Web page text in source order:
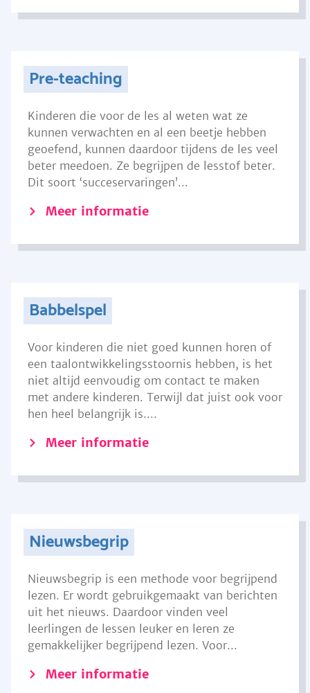
Pre-teaching
Kinderen die voor de les al weten wat ze
kunnen verwachten en al een beetje hebben
geoefend, kunnen daardoor tijdens de les veel
beter meedoen. Ze begrijpen de lesstof beter.
Dit soort ‘succeservaringen’...
Meer informatie
Babbelspel
Voor kinderen die niet goed kunnen horen of
een taalontwikkelingsstoornis hebben, is het
niet altijd eenvoudig om contact te maken
met andere kinderen. Terwijl dat juist ook voor
hen heel belangrijk is....
Meer informatie
Nieuwsbegrip
Nieuwsbegrip is een methode voor begrijpend
lezen. Er wordt gebruikgemaakt van berichten
uit het nieuws. Daardoor vinden veel
leerlingen de lessen leuker en leren ze
gemakkelijker begrijpend lezen. Voor...
Meer informatie